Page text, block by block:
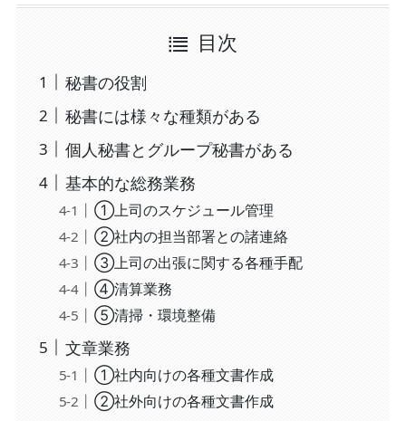
目次
秘書の役割
秘書には様々な種類がある
個人秘書とグループ秘書がある
基本的な総務業務
①上司のスケジュール管理
②社内の担当部署との諸連絡
③上司の出張に関する各種手配
④清算業務
⑤清掃・環境整備
文章業務
①社内向けの各種文書作成
②社外向けの各種文書作成